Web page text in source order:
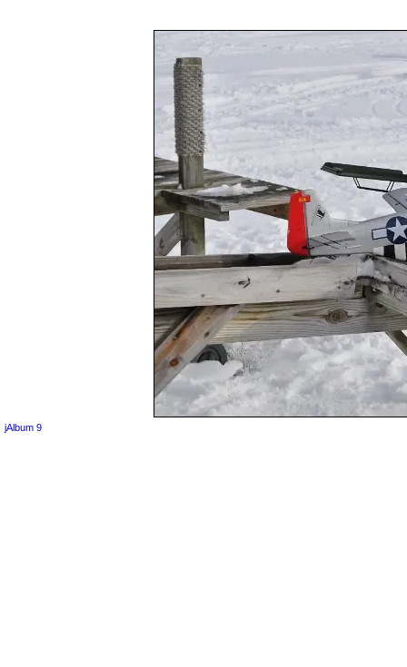
jAlbum 9